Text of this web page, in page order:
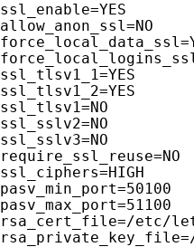
ssl_enable=YES
allow_anon_ssl=NO
ssl_tlsv1_1=YES
ssl_tlsv1_2=YES
ssl_tlsv1=NO
ssl_sslv2=NO
ssl_sslv3=NO
require_ssl_reuse=NO
ssl_ciphers=HIGH
pasv_min_port=50100
pasv_max_port=51100
rsa_cert_file=/etc/